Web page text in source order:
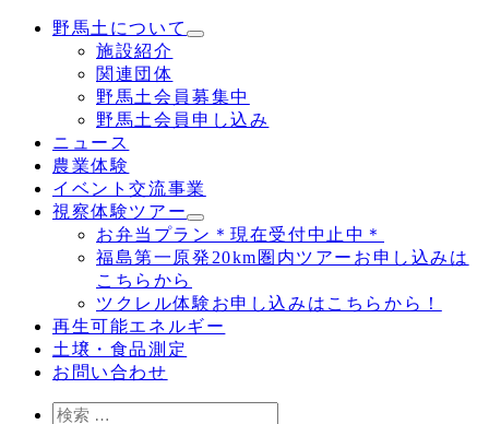
野馬土について
施設紹介
関連団体
野馬土会員募集中
野馬土会員申し込み
ニュース
農業体験
イベント交流事業
視察体験ツアー
お弁当プラン＊現在受付中止中＊
福島第一原発20km圏内ツアーお申し込みは
こちらから
ツクレル体験お申し込みはこちらから！
再生可能エネルギー
土壌・食品測定
お問い合わせ
検